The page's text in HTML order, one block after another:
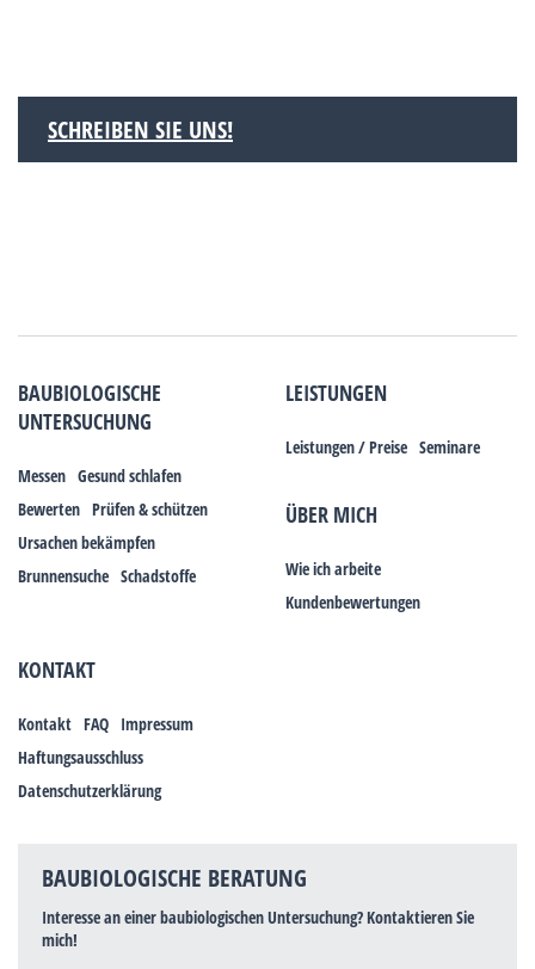
SCHREIBEN SIE UNS!
BAUBIOLOGISCHE
UNTERSUCHUNG
Messen Gesund schlafen
Bewerten Prüfen & schützen
Ursachen bekämpfen
Brunnensuche Schadstoffe
LEISTUNGEN
Leistungen / Preise Seminare
ÜBER MICH
Wie ich arbeite
Kundenbewertungen
KONTAKT
Kontakt FAQ Impressum
Haftungsausschluss
Datenschutzerklärung
BAUBIOLOGISCHE BERATUNG
Interesse an einer baubiologischen Untersuchung? Kontaktieren Sie
mich!